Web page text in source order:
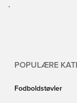
.
POPULÆRE
Fodboldstøvler